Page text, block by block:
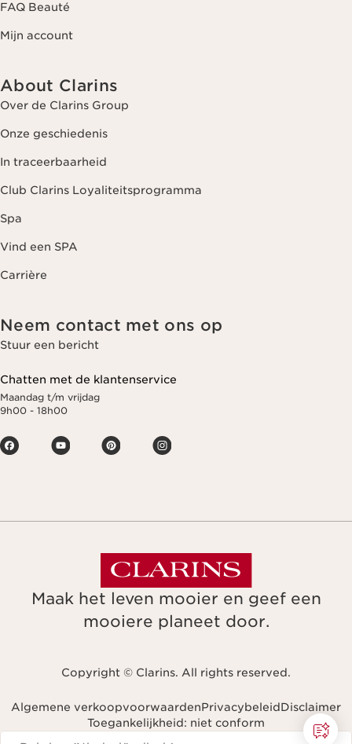
FAQ Beauté
Mijn account
About Clarins
Over de Clarins Group
Onze geschiedenis
In traceerbaarheid
Club Clarins Loyaliteitsprogramma
Spa
Vind een SPA
Carrière
Neem contact met ons op
Stuur een bericht
Chatten met de klantenservice
Maandag t/m vrijdag
9h00 - 18h00
Maak het leven mooier en geef een
mooiere planeet door.
Copyright © Clarins. All rights reserved.
Algemene verkoopvoorwaardenPrivacybeleidDisclaimer
Toegankelijkheid: niet conform
Navigeren naar